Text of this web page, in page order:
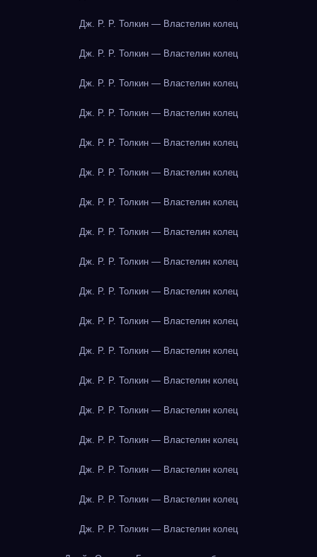
Дж. Р. Р. Толкин — Властелин колец
Дж. Р. Р. Толкин — Властелин колец
Дж. Р. Р. Толкин — Властелин колец
Дж. Р. Р. Толкин — Властелин колец
Дж. Р. Р. Толкин — Властелин колец
Дж. Р. Р. Толкин — Властелин колец
Дж. Р. Р. Толкин — Властелин колец
Дж. Р. Р. Толкин — Властелин колец
Дж. Р. Р. Толкин — Властелин колец
Дж. Р. Р. Толкин — Властелин колец
Дж. Р. Р. Толкин — Властелин колец
Дж. Р. Р. Толкин — Властелин колец
Дж. Р. Р. Толкин — Властелин колец
Дж. Р. Р. Толкин — Властелин колец
Дж. Р. Р. Толкин — Властелин колец
Дж. Р. Р. Толкин — Властелин колец
Дж. Р. Р. Толкин — Властелин колец
Дж. Р. Р. Толкин — Властелин колец